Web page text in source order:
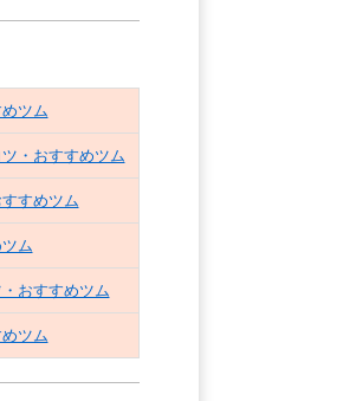
ツム
・おすすめツム
すめツム
ム
おすすめツム
ツム